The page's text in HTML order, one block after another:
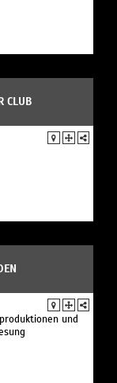
CLUB
und